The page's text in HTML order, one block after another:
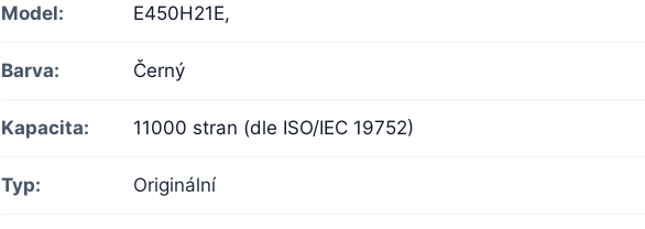
Model: E450H21E,
Barva: Černý
Kapacita: 11000 stran (dle ISO/IEC 19752)
Typ: Originální